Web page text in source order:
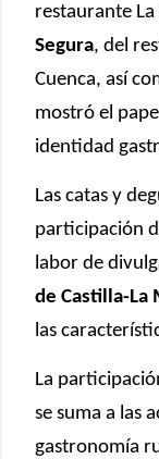
restaurante
Segura, del
Cuenca, así
mostró el
identidad
Las catas y
participación
labor de
de Castilla-La
las
La
se suma a las
gastronomía